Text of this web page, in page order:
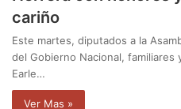
cariño
Este martes, diputados a la
del Gobierno Nacional,
Earle…
Ver Mas »